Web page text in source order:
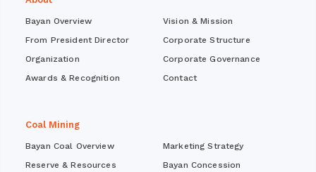
Bayan Overview
Vision & Mission
From President Director
Corporate Structure
Organization
Corporate Governance
Awards & Recognition
Contact
Coal Mining
Bayan Coal Overview
Marketing Strategy
Reserve & Resources
Bayan Concession